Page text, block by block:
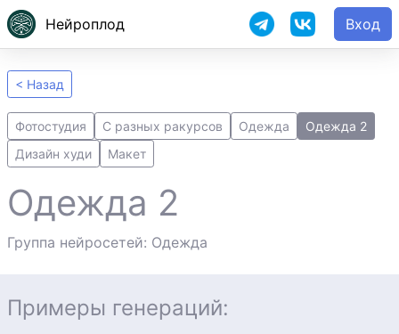
Нейроплод Вход
< Назад
Фотостудия С разных ракурсов Одежда
Одежда 2
Дизайн худи
Макет
Одежда 2
Группа нейросетей: Одежда
Примеры генераций: